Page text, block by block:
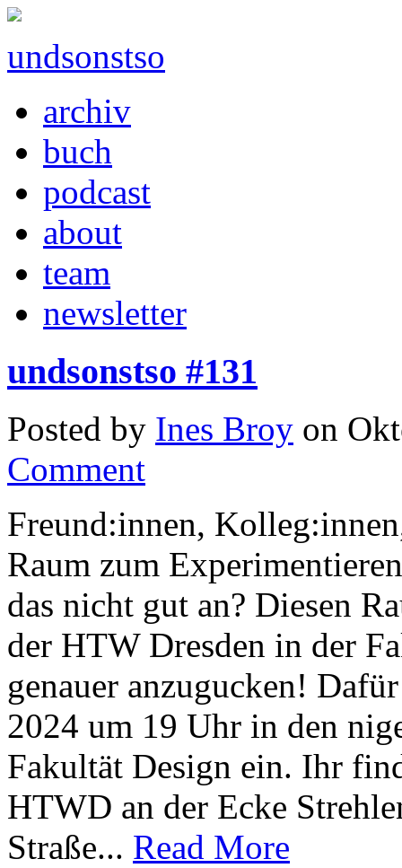
undsonstso
archiv
buch
podcast
about
team
newsletter
undsonstso #131
Posted by Ines Broy on
Comment
Freund:innen,
Raum zum
das nicht gut an? Diesen
der HTW Dresden in der
genauer anzugucken!
2024 um 19 Uhr in den
Fakultät Design ein. Ihr
HTWD an der Ecke
Straße... Read More